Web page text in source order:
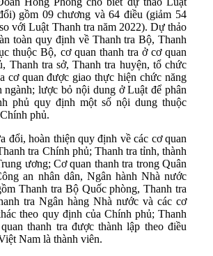
gồm 09 chương và 64 điều (giảm 54
với Luật Thanh tra năm 2022). Dự thảo
toàn quy định về Thanh tra Bộ, Thanh
thuộc Bộ, cơ quan thanh tra ở cơ quan
Thanh tra sở, Thanh tra huyện, tổ chức
cơ quan được giao thực hiện chức năng
ngành; lược bỏ nội dung ở Luật để phân
phủ quy định một số nội dung thuộc
phủ.
đổi, hoàn thiện quy định về các cơ quan
tra Chính phủ; Thanh tra tỉnh, thành
ương; Cơ quan thanh tra trong Quân
an nhân dân, Ngân hành Nhà nước
Thanh tra Bộ Quốc phòng, Thanh tra
tra Ngân hàng Nhà nước và các cơ
theo quy định của Chính phủ; Thanh
thanh tra được thành lập theo điều
Nam là thành viên.